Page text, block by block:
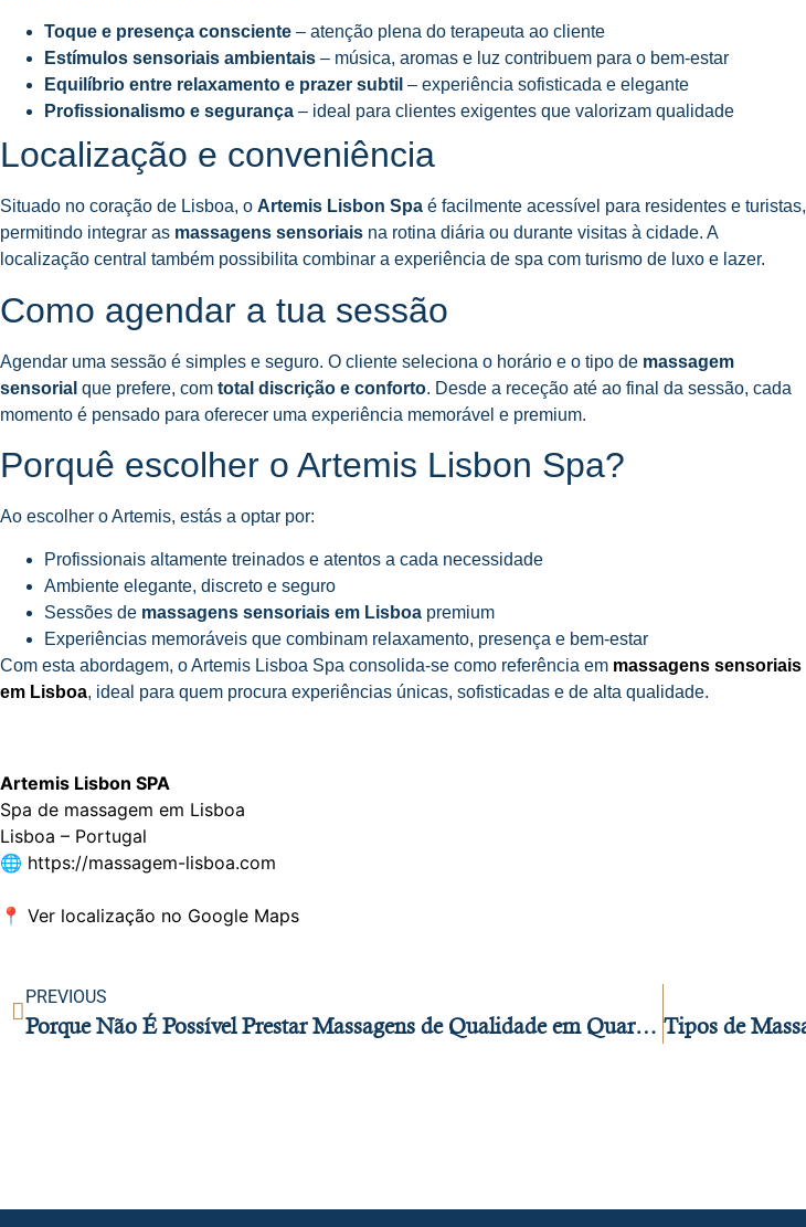
Toque e presença consciente – atenção plena do terapeuta ao cliente
Estímulos sensoriais ambientais – música, aromas e luz contribuem para o bem-estar
Equilíbrio entre relaxamento e prazer subtil – experiência sofisticada e elegante
Profissionalismo e segurança – ideal para clientes exigentes que valorizam qualidade
Localização e conveniência
Situado no coração de Lisboa, o Artemis Lisbon Spa é facilmente acessível para residentes e turistas,
permitindo integrar as massagens sensoriais na rotina diária ou durante visitas à cidade. A
localização central também possibilita combinar a experiência de spa com turismo de luxo e lazer.
Como agendar a tua sessão
Agendar uma sessão é simples e seguro. O cliente seleciona o horário e o tipo de massagem
sensorial que prefere, com total discrição e conforto. Desde a receção até ao final da sessão, cada
momento é pensado para oferecer uma experiência memorável e premium.
Porquê escolher o Artemis Lisbon Spa?
Ao escolher o Artemis, estás a optar por:
Profissionais altamente treinados e atentos a cada necessidade
Ambiente elegante, discreto e seguro
Sessões de massagens sensoriais em Lisboa premium
Experiências memoráveis que combinam relaxamento, presença e bem-estar
Com esta abordagem, o Artemis Lisboa Spa consolida-se como referência em massagens sensoriais
em Lisboa, ideal para quem procura experiências únicas, sofisticadas e de alta qualidade.
Artemis Lisbon SPA
Spa de massagem em Lisboa
Lisboa – Portugal
🌐 https://massagem-lisboa.com
📍 Ver localização no Google Maps
PREVIOUS
Porque Não É Possível Prestar Massagens de Qualidade em Quartos de Hotel ou Casas Particulares